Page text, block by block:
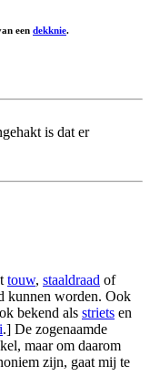
een dekknie.
is dat er
touw, staaldraad of
kunnen worden. Ook
bekend als striets en
.] De zogenaamde
maar om daarom
zijn, gaat mij te